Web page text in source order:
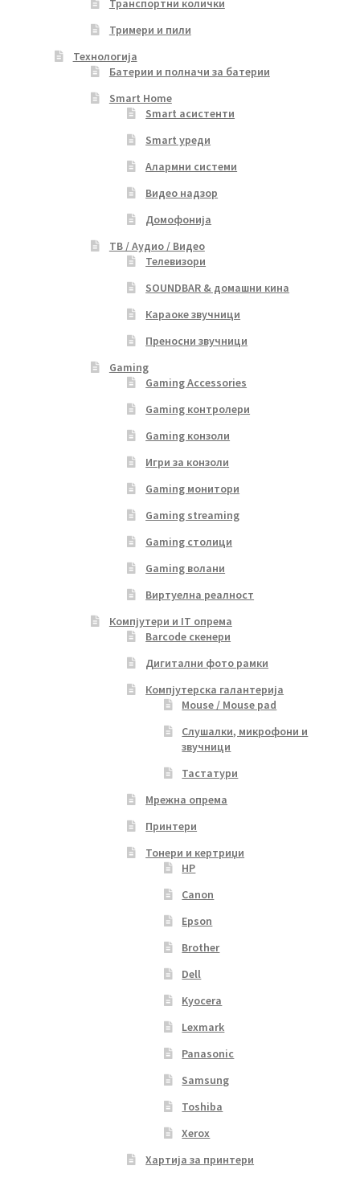
Транспортни колички
Тримери и пили
Технологија
Батерии и полначи за батерии
Smart Home
Smart асистенти
Smart уреди
Алармни системи
Видео надзор
Домофонија
ТВ / Аудио / Видео
Телевизори
SOUNDBAR & домашни кина
Караоке звучници
Преносни звучници
Gaming
Gaming Accessories
Gaming контролери
Gaming конзоли
Игри за конзоли
Gaming монитори
Gaming streaming
Gaming столици
Gaming волани
Виртуелна реалност
Компјутери и IT опрема
Barcode скенери
Дигитални фото рамки
Компјутерска галантерија
Mouse / Mouse pad
Слушалки, микрофони и
звучници
Тастатури
Мрежна опрема
Принтери
Тонери и кертриџи
HP
Canon
Epson
Brother
Dell
Kyocera
Lexmark
Panasonic
Samsung
Toshiba
Xerox
Хартија за принтери